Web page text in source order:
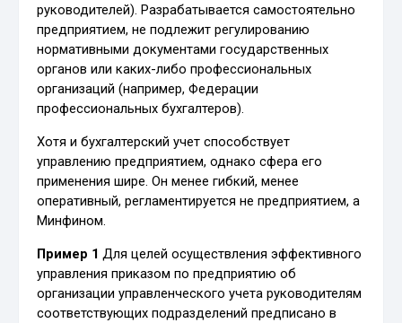
руководителей). Разрабатывается самостоятельно
предприятием, не подлежит регулированию
нормативными документами государственных
органов или каких-либо профессиональных
организаций (например, Федерации
профессиональных бухгалтеров).
Хотя и бухгалтерский учет способствует
управлению предприятием, однако сфера его
применения шире. Он менее гибкий, менее
оперативный, регламентируется не предприятием, а
Минфином.
Пример 1 Для целей осуществления эффективного
управления приказом по предприятию об
организации управленческого учета руководителям
соответствующих подразделений предписано в